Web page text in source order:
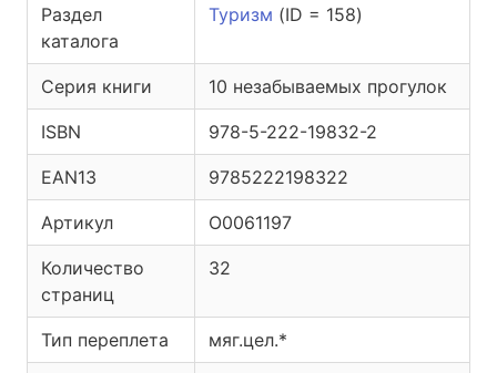
Раздел
каталога
Туризм (ID = 158)
Серия книги 10 незабываемых прогулок
ISBN 978-5-222-19832-2
EAN13 9785222198322
Артикул O0061197
Количество
страниц
32
Тип переплета мяг.цел.*